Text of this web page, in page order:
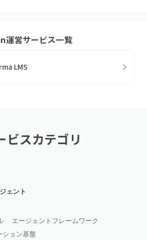
運営サービス一覧
LMS
ビスカテゴリ
ェント
エージェントフレームワーク
ション基盤